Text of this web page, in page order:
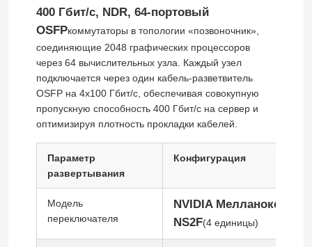
Домой
Продукты
400 Гбит/с, NDR, 64-портовый
OSFPкоммутаторы в топологии «позвоночник»,
соединяющие 2048 графических процессоров
через 64 ​​вычислительных узла. Каждый узел
подключается через один кабель-разветвитель
OSFP на 4x100 Гбит/с, обеспечивая совокупную
пропускную способность 400 Гбит/с на сервер и
оптимизируя плотность прокладки кабелей.
Параметр
развертывания
Конфигурация
Модель
переключателя
NVIDIA Мелланокс
NS2F(4 единицы)